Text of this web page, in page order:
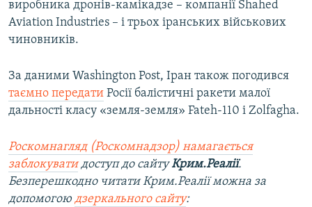
виробника дронів-камікадзе – компанії Shahed
Aviation Industries – і трьох іранських військових
чиновників.
За даними Washington Post, Іран також погодився
таємно передати Росії балістичні ракети малої
дальності класу «земля-земля» Fateh-110 і Zolfagha.
Роскомнагляд (Роскомнадзор) намагається
заблокуватидоступ до сайтуКрим.Реалії.
Безперешкодно читати Крим.Реалії можна за
допомогою дзеркального сайту: